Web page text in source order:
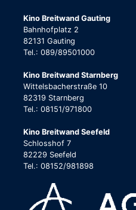
Kino Breitwand Gauting
Bahnhofplatz 2
82131 Gauting
Tel.: 089/89501000
Kino Breitwand Starnberg
Wittelsbacherstraße 10
82319 Starnberg
Tel.: 08151/971800
Kino Breitwand Seefeld
Schlosshof 7
82229 Seefeld
Tel.: 08152/981898